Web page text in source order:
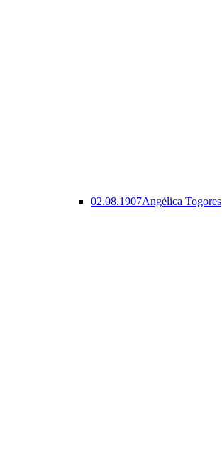
02.08.1907Angélica Togores